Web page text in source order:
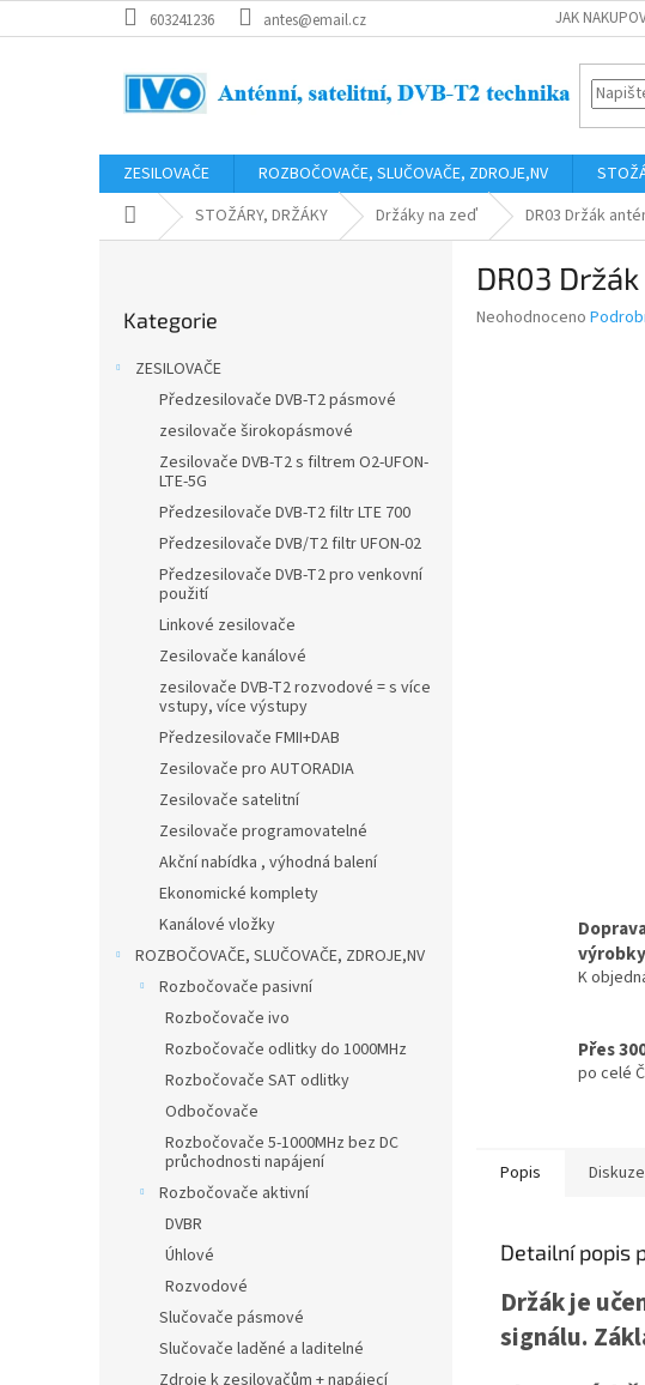
na
603241236 antes@email.cz JAK
ZESILOVAČE ROZBOČOVAČE, SLUČOVAČE, ZDROJE,NV
Domů STOŽÁRY, DRŽÁKY Držáky na zeď DR03 Držák
kategorie
Kategorie
ZESILOVAČE
Předzesilovače DVB-T2 pásmové
zesilovače širokopásmové
Zesilovače DVB-T2 s filtrem O2-UFON-
LTE-5G
Předzesilovače DVB-T2 filtr LTE 700
Předzesilovače DVB/T2 filtr UFON-02
Předzesilovače DVB-T2 pro venkovní
použití
Linkové zesilovače
Zesilovače kanálové
zesilovače DVB-T2 rozvodové = s více
vstupy, více výstupy
Předzesilovače FMII+DAB
Zesilovače pro AUTORADIA
Zesilovače satelitní
Zesilovače programovatelné
Akční nabídka , výhodná balení
Ekonomické komplety
Kanálové vložky
ROZBOČOVAČE, SLUČOVAČE, ZDROJE,NV
Rozbočovače pasivní
Rozbočovače ivo
Rozbočovače odlitky do 1000MHz
Rozbočovače SAT odlitky
Odbočovače
Rozbočovače 5-1000MHz bez DC
průchodnosti napájení
Rozbočovače aktivní
DVBR
Úhlové
Rozvodové
Slučovače pásmové
Slučovače laděné a laditelné
Zdroje k zesilovačům + napájecí
DR03
Průměrné
Neohodnoceno
K
Přes
po celé
Popis Diskuze
Detailní popis
Držák je
signálu.